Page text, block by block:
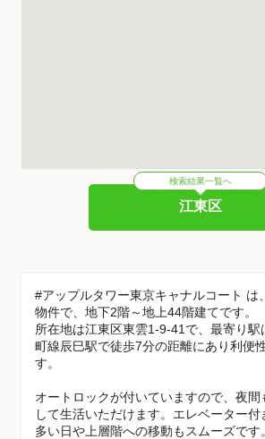
検索結果一覧へ
江東区
#アップルタワー東京キャナルコート は
物件で、地下2階～地上44階建てです。
所在地は江東区東雲1-9-41で、最寄り駅
町線辰巳駅で徒歩7分の距離にあり利便
す。
オートロックが付いていますので、夜
して生活いただけます。エレベーター
多い日や上層階への移動もスムーズで